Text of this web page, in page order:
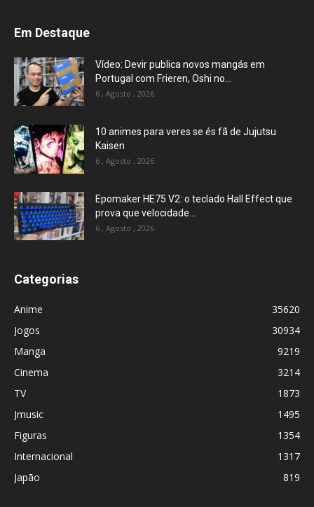
Em Destaque
Vídeo: Devir publica novos mangás em
Portugal com Frieren, Oshi no...
6 , Agosto , 2026
10 animes para veres se és fã de Jujutsu
Kaisen
6 , Agosto , 2026
Epomaker HE75 V2: o teclado Hall Effect que
prova que velocidade...
6 , Agosto , 2026
Categorias
Anime
35620
Jogos
30934
Manga
9219
Cinema
3214
TV
1873
Jmusic
1495
Figuras
1354
Internacional
1317
Japão
819